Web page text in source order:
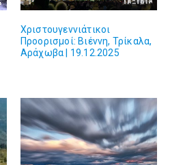
Χριστουγεννιάτικοι
Προορισμοί: Βιέννη, Τρίκαλα,
Αράχωβα | 19.12.2025